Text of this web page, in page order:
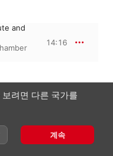
and
14:16
려면 다른 국가를
계속